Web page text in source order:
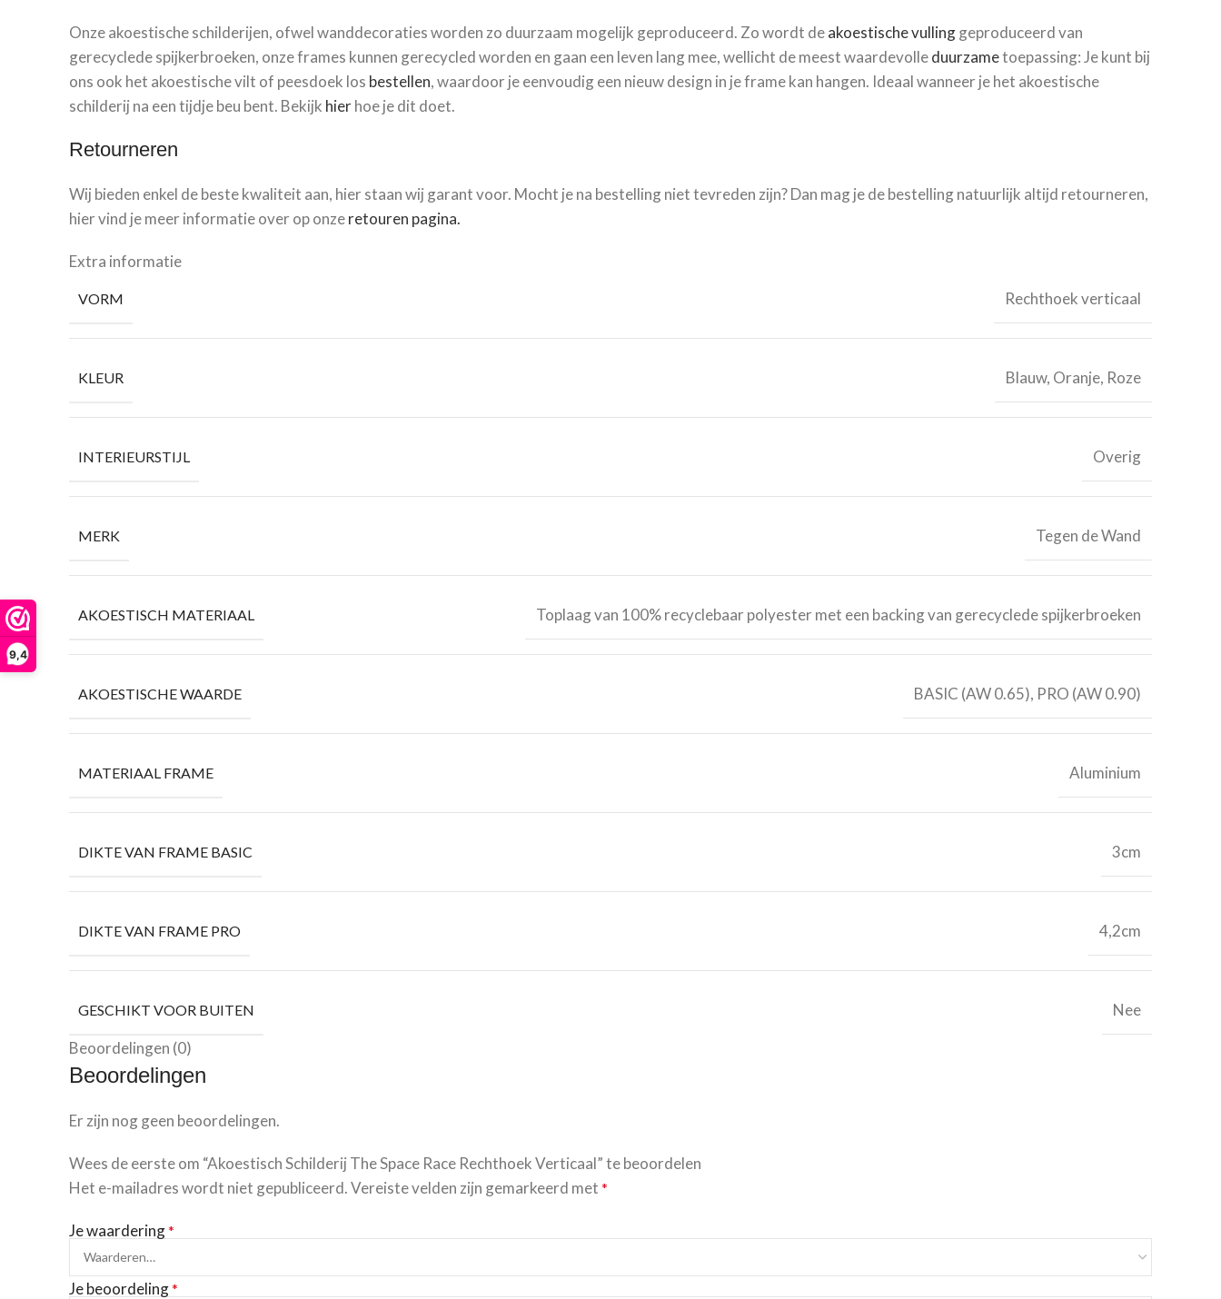
9,4
Onze akoestische schilderijen, ofwel wanddecoraties worden zo duurzaam mogelijk geproduceerd. Zo wordt deakoestische vullinggeproduceerd van
gerecyclede spijkerbroeken, onze frames kunnen gerecycled worden en gaan een leven lang mee, wellicht de meest waardevolleduurzametoepassing: Je kunt bij
ons ook het akoestische vilt of peesdoek los bestellen, waardoor je eenvoudig een nieuw design in je frame kan hangen. Ideaal wanneer je het akoestische
schilderij na een tijdje beu bent. Bekijk hierhoe je dit doet.
Retourneren
Wij bieden enkel de beste kwaliteit aan, hier staan wij garant voor. Mocht je na bestelling niet tevreden zijn? Dan mag je de bestelling natuurlijk altijd retourneren,
hier vind je meer informatie over op onzeretouren pagina.
Extra informatie
VORM Rechthoek verticaal
KLEUR Blauw, Oranje, Roze
INTERIEURSTIJL Overig
MERK Tegen de Wand
AKOESTISCH MATERIAAL Toplaag van 100% recyclebaar polyester met een backing van gerecyclede spijkerbroeken
AKOESTISCHE WAARDE BASIC (AW 0.65), PRO (AW 0.90)
MATERIAAL FRAME Aluminium
DIKTE VAN FRAME BASIC 3cm
DIKTE VAN FRAME PRO 4,2cm
GESCHIKT VOOR BUITEN Nee
Beoordelingen (0)
Beoordelingen
Er zijn nog geen beoordelingen.
Wees de eerste om “Akoestisch Schilderij The Space Race Rechthoek Verticaal” te beoordelen
Het e-mailadres wordt niet gepubliceerd.Vereiste velden zijn gemarkeerd met *
Je waardering*
Je beoordeling*